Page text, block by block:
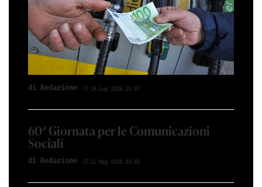
di Red­azio­ne 19 Lug 2026 13:07
60ª Giornata per le Comunicazioni
Sociali
di Red­azio­ne 11 Mag 2026 23:05